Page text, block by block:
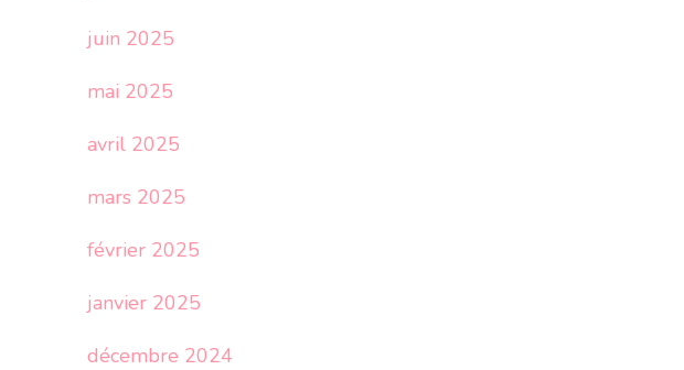
juin 2025
mai 2025
avril 2025
mars 2025
février 2025
janvier 2025
décembre 2024